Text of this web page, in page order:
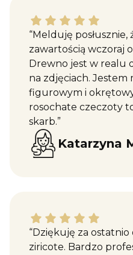
Katarzyna M. dał
“Melduję
zawartością wczoraj
Drewno jest w realu
na zdjęciach. Jestem
figurowym i
rosochate czeczoty
skarb.”
Katarzyna
Maciej W. dał ocenę: 5
“Dziękuję za
ziricote. Bardzo